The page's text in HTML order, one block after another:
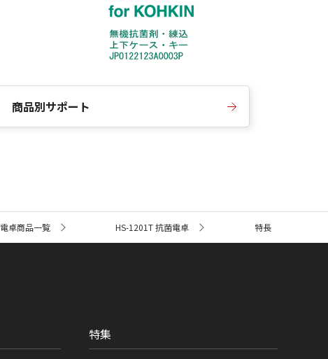
商品別サポート
卓商品一覧 HS-1201T 抗菌電卓 特長
特集